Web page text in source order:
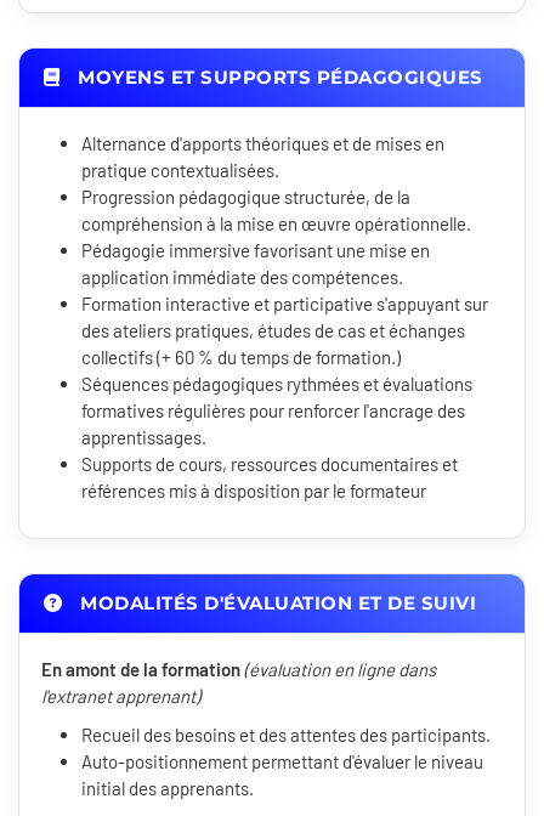
MOYENS ET SUPPORTS PÉDAGOGIQUES
Alternance d'apports théoriques et de mises en
pratique contextualisées.
Progression pédagogique structurée, de la
compréhension à la mise en œuvre opérationnelle.
Pédagogie immersive favorisant une mise en
application immédiate des compétences.
Formation interactive et participative s'appuyant sur
des ateliers pratiques, études de cas et échanges
collectifs (+ 60 % du temps de formation.)
Séquences pédagogiques rythmées et évaluations
formatives régulières pour renforcer l'ancrage des
apprentissages.
Supports de cours, ressources documentaires et
références mis à disposition par le formateur
MODALITÉS D'ÉVALUATION ET DE SUIVI
En amont de la formation(évaluation en ligne dans
l'extranet apprenant)
Recueil des besoins et des attentes des participants.
Auto-positionnement permettant d'évaluer le niveau
initial des apprenants.